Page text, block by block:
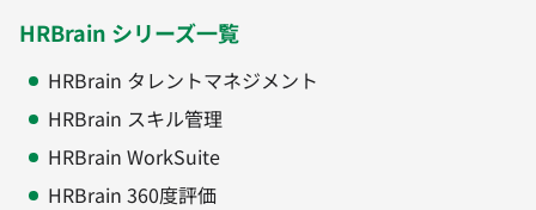
HRBrain シリーズ一覧
HRBrain タレントマネジメント
HRBrain スキル管理
HRBrain WorkSuite
HRBrain 360度評価